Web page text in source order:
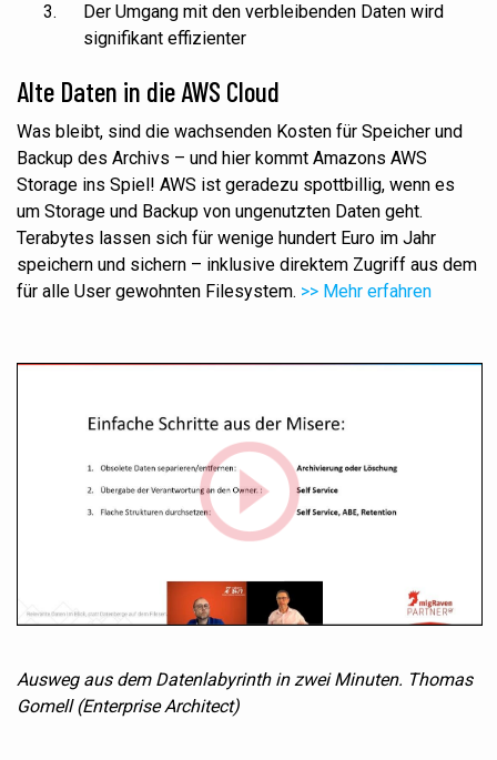
Der Umgang mit den verbleibenden Daten wird
signifikant effizienter
Alte Daten in die AWS Cloud
Was bleibt, sind die wachsenden Kosten für Speicher und
Backup des Archivs – und hier kommt Amazons AWS
Storage ins Spiel! AWS ist geradezu spottbillig, wenn es
um Storage und Backup von ungenutzten Daten geht.
Terabytes lassen sich für wenige hundert Euro im Jahr
speichern und sichern – inklusive direktem Zugriff aus dem
für alle User gewohnten Filesystem. >> Mehr erfahren
Ausweg aus dem Datenlabyrinth in zwei Minuten. Thomas
Gomell (Enterprise Architect)